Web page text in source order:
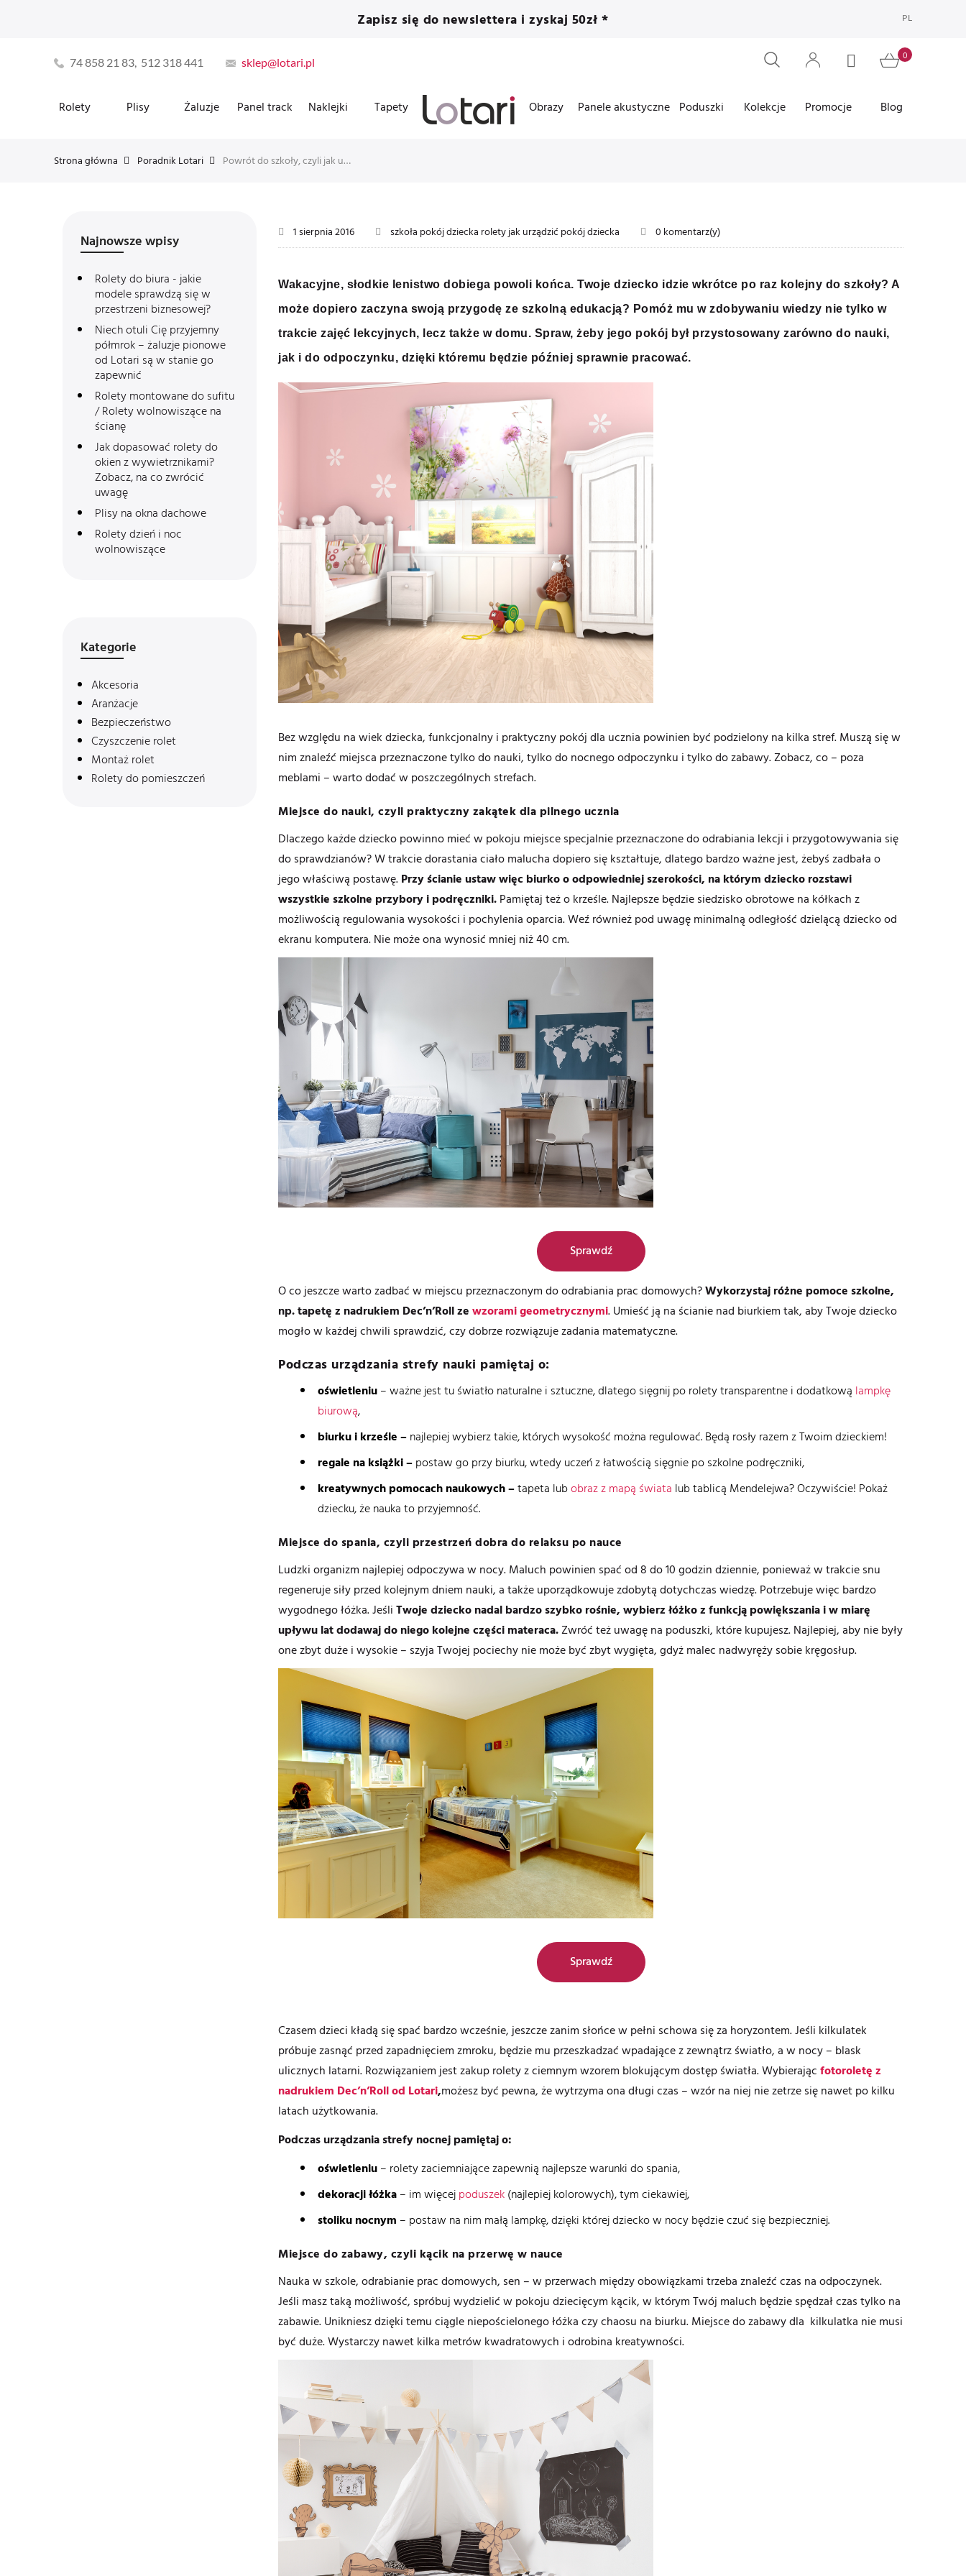
Zapisz się do newslettera i zyskaj 50zł * PL
74 858 21 83, 512 318 441 sklep@lotari.pl
Rolety Plisy Żaluzje Panel track Naklejki Tapety Obrazy Panele akustyczne Poduszki Kolekcje Promocje Blog
Strona główna Poradnik Lotari Powrót do szkoły, czyli jak urządzić pokój ucznia
1 sierpnia 2016 szkoła pokój dziecka roletyjak urządzić pokój dziecka 0 komentarz(y)
Wakacyjne, słodkie lenistwo dobiega powoli końca. Twoje dziecko idzie wkrótce po raz kolejny do szkoły? A
może dopiero zaczyna swoją przygodę ze szkolną edukacją? Pomóż mu w zdobywaniu wiedzy nie tylko w
trakcie zajęć lekcyjnych, lecz także w domu. Spraw, żeby jego pokój był przystosowany zarówno do nauki,
jak i do odpoczynku, dzięki któremu będzie później sprawnie pracować.
Bez względu na wiek dziecka, funkcjonalny i praktyczny pokój dla ucznia powinien być podzielony na kilka stref. Muszą się w
nim znaleźć miejsca przeznaczone tylko do nauki, tylko do nocnego odpoczynku i tylko do zabawy. Zobacz, co – poza
meblami – warto dodać w poszczególnych strefach.
Miejsce do nauki, czyli praktyczny zakątek dla pilnego ucznia
Dlaczego każde dziecko powinno mieć w pokoju miejsce specjalnie przeznaczone do odrabiania lekcji i przygotowywania się
do sprawdzianów? W trakcie dorastania ciało malucha dopiero się kształtuje, dlatego bardzo ważne jest, żebyś zadbała o
jego właściwą postawę. Przy ścianie ustaw więc biurko o odpowiedniej szerokości, na którym dziecko rozstawi
wszystkie szkolne przybory i podręczniki. Pamiętaj też o krześle. Najlepsze będzie siedzisko obrotowe na kółkach z
możliwością regulowania wysokości i pochylenia oparcia. Weź również pod uwagę minimalną odległość dzielącą dziecko od
ekranu komputera. Nie może ona wynosić mniej niż 40 cm.
Sprawdź
O co jeszcze warto zadbać w miejscu przeznaczonym do odrabiania prac domowych?Wykorzystaj różne pomoce szkolne,
np. tapetę z nadrukiem Dec’n’Roll ze wzorami geometrycznymi. Umieść ją na ścianie nad biurkiem tak, aby Twoje dziecko
mogło w każdej chwili sprawdzić, czy dobrze rozwiązuje zadania matematyczne.
Podczas urządzania strefy nauki pamiętaj o:
oświetleniu – ważne jest tu światło naturalne i sztuczne, dlatego sięgnij po rolety transparentne i dodatkową lampkę
biurową,
biurku i krześle – najlepiej wybierz takie, których wysokość można regulować. Będą rosły razem z Twoim dzieckiem!
regale na książki – postaw go przy biurku, wtedy uczeń z łatwością sięgnie po szkolne podręczniki,
kreatywnych pomocach naukowych –tapeta lubobraz z mapą świata lub tablicą Mendelejwa? Oczywiście! Pokaż
dziecku, że nauka to przyjemność.
Miejsce do spania, czyli przestrzeń dobra do relaksu po nauce
Ludzki organizm najlepiej odpoczywa w nocy. Maluch powinien spać od 8 do 10 godzin dziennie, ponieważ w trakcie snu
regeneruje siły przed kolejnym dniem nauki, a także uporządkowuje zdobytą dotychczas wiedzę. Potrzebuje więc bardzo
wygodnego łóżka. Jeśli Twoje dziecko nadal bardzo szybko rośnie, wybierz łóżko z funkcją powiększania i w miarę
upływu lat dodawaj do niego kolejne części materaca.Zwróć też uwagę na poduszki, które kupujesz. Najlepiej, aby nie były
one zbyt duże i wysokie – szyja Twojej pociechy nie może być zbyt wygięta, gdyż malec nadwyręży sobie kręgosłup.
Sprawdź
Czasem dzieci kładą się spać bardzo wcześnie, jeszcze zanim słońce w pełni schowa się za horyzontem. Jeśli kilkulatek
próbuje zasnąć przed zapadnięciem zmroku, będzie mu przeszkadzać wpadające z zewnątrz światło, a w nocy – blask
ulicznych latarni. Rozwiązaniem jest zakup rolety z ciemnym wzorem blokującym dostęp światła. Wybierając fotoroletę z
nadrukiem Dec’n’Roll od Lotari,możesz być pewna, że wytrzyma ona długi czas – wzór na niej nie zetrze się nawet po kilku
latach użytkowania.
Podczas urządzania strefy nocnej pamiętaj o:
oświetleniu – rolety zaciemniające zapewnią najlepsze warunki do spania,
dekoracji łóżka – im więcej poduszek (najlepiej kolorowych), tym ciekawiej,
stoliku nocnym – postaw na nim małą lampkę, dzięki której dziecko w nocy będzie czuć się bezpieczniej.
Miejsce do zabawy, czyli kącik na przerwę w nauce
Nauka w szkole, odrabianie prac domowych, sen – w przerwach między obowiązkami trzeba znaleźć czas na odpoczynek.
Jeśli masz taką możliwość, spróbuj wydzielić w pokoju dziecięcym kącik, w którym Twój maluch będzie spędzał czas tylko na
zabawie. Unikniesz dzięki temu ciągle niepościelonego łóżka czy chaosu na biurku. Miejsce do zabawy dla kilkulatka nie musi
być duże. Wystarczy nawet kilka metrów kwadratowych i odrobina kreatywności.
Najnowsze wpisy
Rolety do biura - jakie
modele sprawdzą się w
przestrzeni biznesowej?
Niech otuli Cię przyjemny
półmrok – żaluzje pionowe
od Lotari są w stanie go
zapewnić
Rolety montowane do sufitu
/ Rolety wolnowiszące na
ścianę
Jak dopasować rolety do
okien z wywietrznikami?
Zobacz, na co zwrócić
uwagę
Plisy na okna dachowe
Rolety dzień i noc
wolnowiszące
Kategorie
Akcesoria
Aranżacje
Bezpieczeństwo
Czyszczenie rolet
Montaż rolet
Rolety do pomieszczeń